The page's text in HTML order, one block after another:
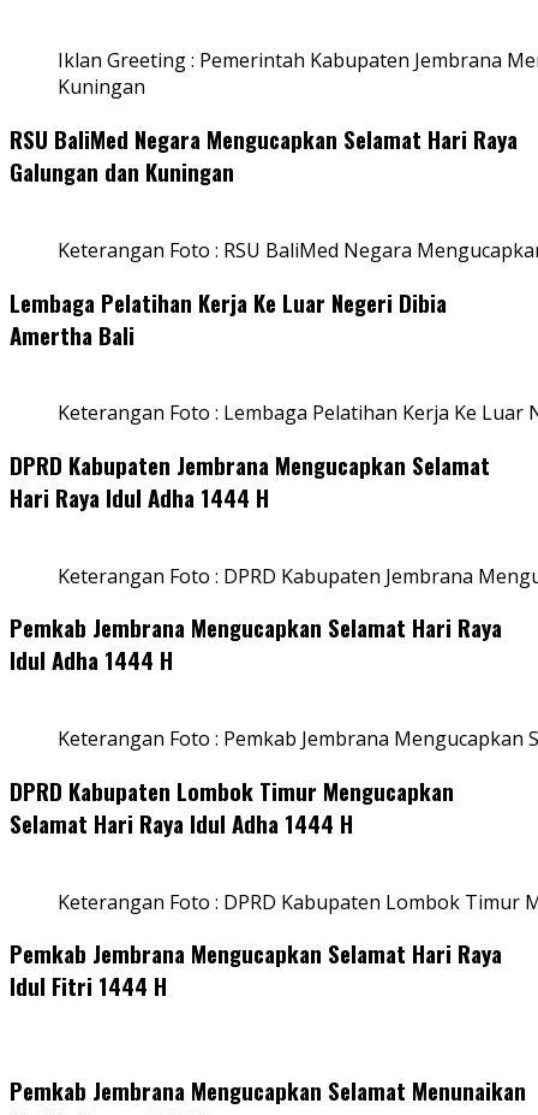
Iklan Greeting : Pemerintah Kabupaten Jembrana
Kuningan
RSU BaliMed Negara Mengucapkan Selamat Hari Raya
Galungan dan Kuningan
Keterangan Foto : RSU BaliMed Negara
Lembaga Pelatihan Kerja Ke Luar Negeri Dibia
Amertha Bali
Keterangan Foto : Lembaga Pelatihan Kerja Ke Luar
DPRD Kabupaten Jembrana Mengucapkan Selamat
Hari Raya Idul Adha 1444 H
Keterangan Foto : DPRD Kabupaten Jembrana
Pemkab Jembrana Mengucapkan Selamat Hari Raya
Idul Adha 1444 H
Keterangan Foto : Pemkab Jembrana Mengucapkan
DPRD Kabupaten Lombok Timur Mengucapkan
Selamat Hari Raya Idul Adha 1444 H
Keterangan Foto : DPRD Kabupaten Lombok Timur
Pemkab Jembrana Mengucapkan Selamat Hari Raya
Idul Fitri 1444 H
Pemkab Jembrana Mengucapkan Selamat Menunaikan